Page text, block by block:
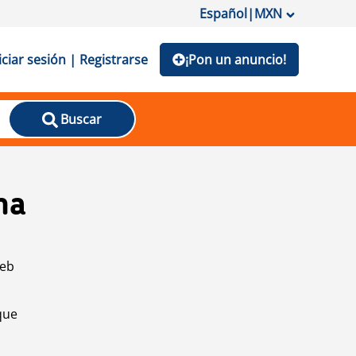
Español|MXN
sesión | Registrarse ¡Pon un anuncio!
Buscar